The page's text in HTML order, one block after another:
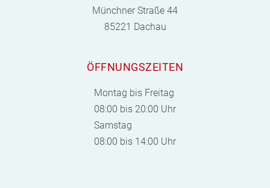
Münchner Straße 44
85221 Dachau
ÖFFNUNGSZEITEN
Montag bis Freitag
08:00 bis 20:00 Uhr
Samstag
08:00 bis 14:00 Uhr